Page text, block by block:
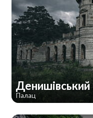
Денишівський
Палац